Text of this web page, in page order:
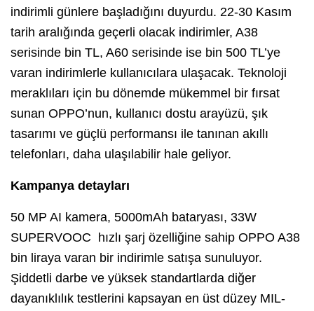
indirimli günlere başladığını duyurdu. 22-30 Kasım
tarih aralığında geçerli olacak indirimler, A38
serisinde bin TL, A60 serisinde ise bin 500 TL’ye
varan indirimlerle kullanıcılara ulaşacak. Teknoloji
meraklıları için bu dönemde mükemmel bir fırsat
sunan OPPO’nun, kullanıcı dostu arayüzü, şık
tasarımı ve güçlü performansı ile tanınan akıllı
telefonları, daha ulaşılabilir hale geliyor.
Kampanya detayları
50 MP AI kamera, 5000mAh bataryası, 33W
SUPERVOOC hızlı şarj özelliğine sahip OPPO A38
bin liraya varan bir indirimle satışa sunuluyor.
Şiddetli darbe ve yüksek standartlarda diğer
dayanıklılık testlerini kapsayan en üst düzey MIL-